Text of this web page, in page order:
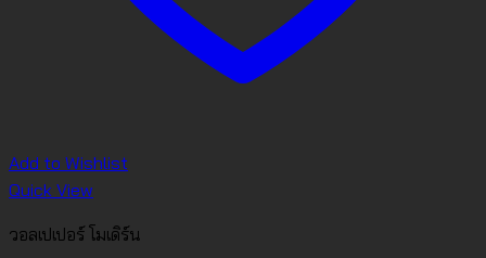
Add to Wishlist
Quick View
วอลเปเปอร์ โมเดิร์น